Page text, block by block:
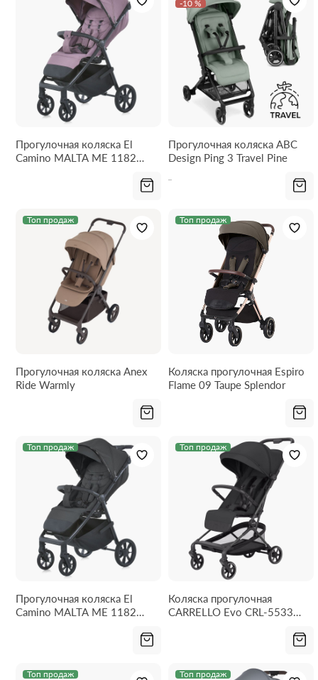
Прогулочная коляска El
Camino MALTA ME 1182
-10 %
Прогулочная коляска ABC
Design Ping 3 Travel Pine
Топ продаж
Прогулочная коляска Anex
Ride Warmly
Топ продаж
Коляска прогулочная Espiro
Flame 09 Taupe Splendor
Топ продаж
Прогулочная коляска El
Camino MALTA ME 1182
Топ продаж
Коляска прогулочная
CARRELLO Evo CRL-5533
Топ продаж Топ продаж